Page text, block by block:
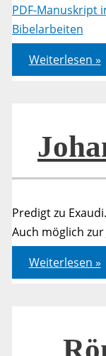
PDF-Manuskript
Bibelarbeiten
Der
Heilige
Geist
was
tut
wie
–
Teil
1
Weiterlesen »
Predigt zu Exaudi.
Auch möglich
Johannes
07,37-
39
Weiterlesen »